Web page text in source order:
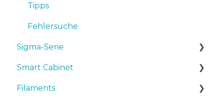
Tipps
Fehlersuche
Sigma-Serie
Bedienungsanleitungen & downloads
Inbetriebnahme
Smart Cabinet
Manuals & Downloads
Filaments